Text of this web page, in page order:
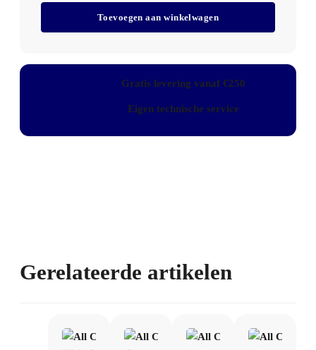
PlastiQline
Foamzeepdispenser
Automatisch
Toevoegen aan winkelwagen
Gratis levering vanaf €250
Eigen technische service
Gerelateerde artikelen